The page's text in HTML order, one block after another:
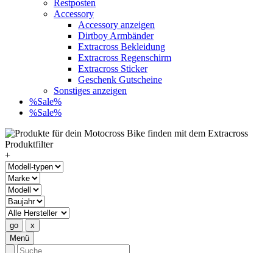
Restposten
Accessory
Accessory anzeigen
Dirtboy Armbänder
Extracross Bekleidung
Extracross Regenschirm
Extracross Sticker
Geschenk Gutscheine
Sonstiges anzeigen
%Sale%
%Sale%
+
Menü